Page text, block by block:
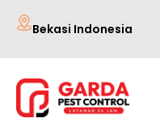
Lewati
konten
Bekasi Indonesia